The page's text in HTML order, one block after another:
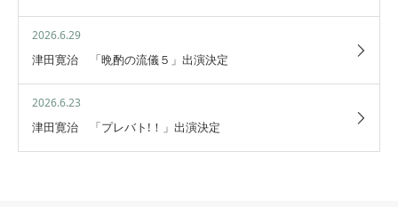
2026.6.29
津田寛治 「晩酌の流儀５」出演決定
2026.6.23
津田寛治 「プレバト!！」出演決定